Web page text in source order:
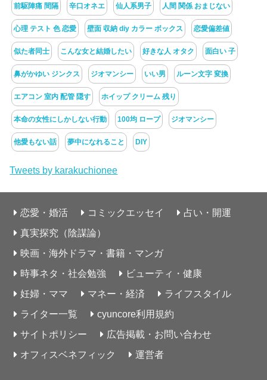
前駆陣痛 間隔 辛口オネエ 仙人系男子 人間 関係 おまじない
心理 テスト 色 恋愛 壁面 収納 diy カラー ボックス 恋愛偏差値
似た者同士 こんな女と結婚したい 好きな人 オタク 面白い 子
鼻がかゆい ジンクス ジオマンシー いい男 ルーン文字 変換
エアコン 室内 配管 隠す ホイップ クリーム 残り
本命の女性にしかしない行動 100均 ロープ ジオマンシー
他愛もない話 夢中になれること DIY
Tweets by karakuchionee
恋愛・婚活 コミックエッセイ
占い・開運
真実探究（陰謀論）
映画・海外ドラマ・書籍・マンガ
時事ネタ・社会勉強
ビューティ・健康
妊婦・ママ
マネー・経済
ライフスタイル
ライター一覧
cyuncore利用規約
サイトポリシー
広告掲載・お問い合わせ
オフィスベネフィック
運営者